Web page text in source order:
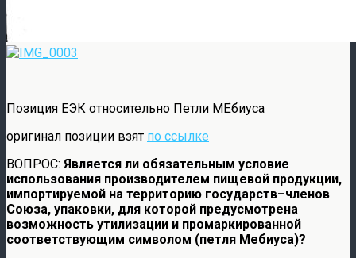
Позиция ЕЭК относительно Петли МЁбиуса
оригинал позиции взят по ссылке
ВОПРОС: Является ли обязательным условие
использования производителем пищевой продукции,
импортируемой на территорию государств–членов
Союза, упаковки, для которой предусмотрена
возможность утилизации и промаркированной
соответствующим символом (петля Мебиуса)?